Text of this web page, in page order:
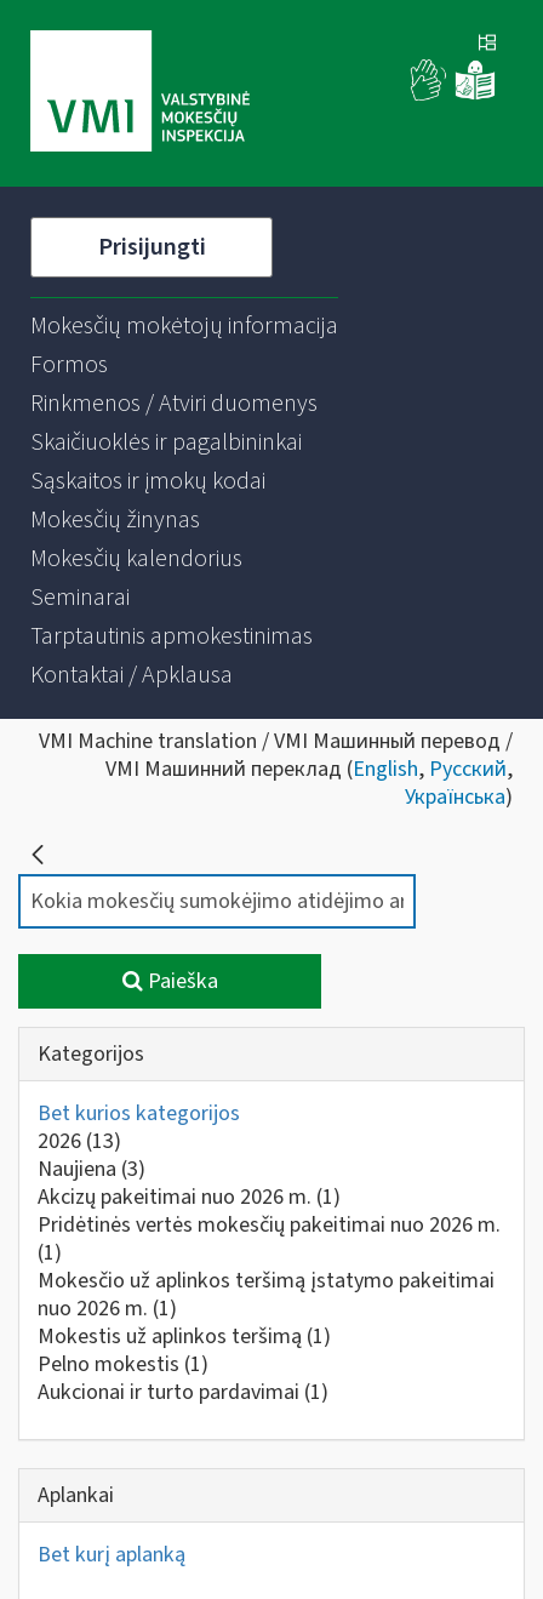
Prisijungti
Mokesčių mokėtojų informacija
Formos
Rinkmenos / Atviri duomenys
Skaičiuoklės ir pagalbininkai
Sąskaitos ir įmokų kodai
Mokesčių žinynas
Mokesčių kalendorius
Seminarai
Tarptautinis apmokestinimas
Kontaktai / Apklausa
VMI Machine translation / VMI Машинный перевод /
VMI Машинний переклад (English, Русский,
Українська)
Paieška
Kategorijos
Bet kurios kategorijos
2026 (13)
Naujiena (3)
Akcizų pakeitimai nuo 2026 m. (1)
Pridėtinės vertės mokesčių pakeitimai nuo 2026 m.
(1)
Mokesčio už aplinkos teršimą įstatymo pakeitimai
nuo 2026 m. (1)
Mokestis už aplinkos teršimą (1)
Pelno mokestis (1)
Aukcionai ir turto pardavimai (1)
Aplankai
Bet kurį aplanką